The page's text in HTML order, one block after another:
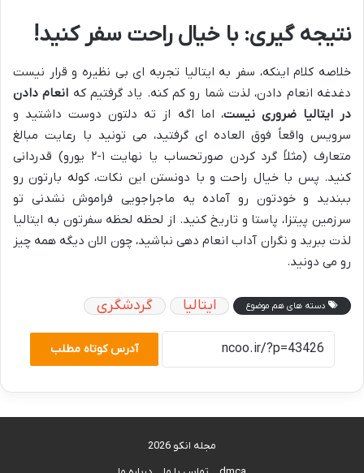
نتیجه گیری: با خیال راحت سفر کنید!
خلاصه کلام اینکه، سفر به ایتالیا تجربه ای بی نظیره و قرار نیست
دغدغه انعام دادن، لذت شما رو کم کنه. یاد گرفتیم که انعام دادن
در ایتالیا ضروری نیست، اما اگه از ته دلتون دوست داشتید و
سرویس واقعاً فوق العاده ای گرفتید، می تونید با رعایت مبالغ
متعارف (مثلاً گرد کردن صورتحساب یا نهایت ۱-۲ یورو) قدردانی
کنید. پس با خیال راحت و با دونستن این نکات، کوله بارتون رو
ببندید و خودتون رو آماده یه ماجراجویی فراموش نشدنی تو
سرزمین پیتزا، پاستا و تاریخ کنید. از لحظه لحظه سفرتون به ایتالیا
لذت ببرید و نگران آداب انعام دهی نباشید، چون الان دیگه همه چیز
رو می دونید.
دسته های هم موضوع ایتالیا گردشگری
آدرس کوتاه مطلب
مجله انکو 2026